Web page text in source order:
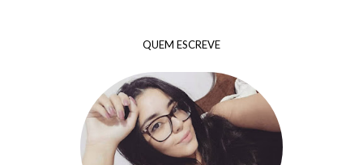
QUEM ESCREVE